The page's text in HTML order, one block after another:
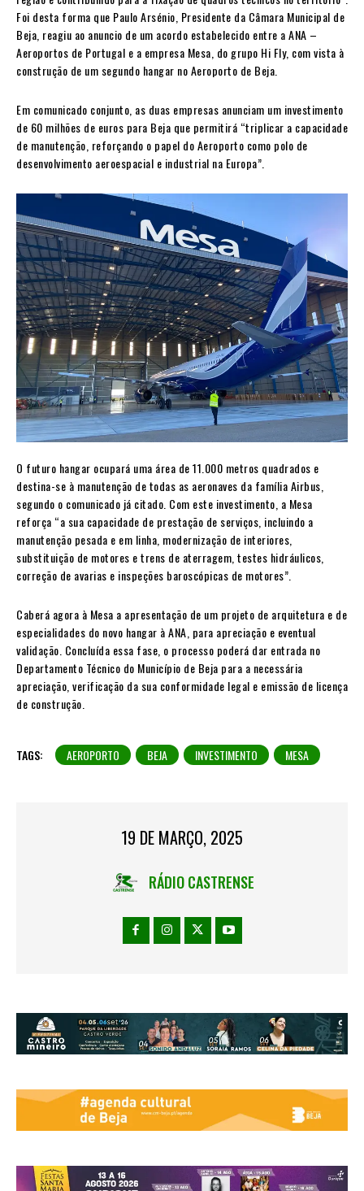
Foi desta forma que Paulo Arsénio, Presidente da Câmara Municipal de
Beja, reagiu ao anuncio de um acordo estabelecido entre a ANA –
Aeroportos de Portugal e a empresa Mesa, do grupo Hi Fly, com vista à
construção de um segundo hangar no Aeroporto de Beja.
Em comunicado conjunto, as duas empresas anunciam um investimento
de 60 milhões de euros para Beja que permitirá “triplicar a capacidade
de manutenção, reforçando o papel do Aeroporto como polo de
desenvolvimento aeroespacial e industrial na Europa”.
O futuro hangar ocupará uma área de 11.000 metros quadrados e
destina-se à manutenção de todas as aeronaves da família Airbus,
segundo o comunicado já citado. Com este investimento, a Mesa
reforça “a sua capacidade de prestação de serviços, incluindo a
manutenção pesada e em linha, modernização de interiores,
substituição de motores e trens de aterragem, testes hidráulicos,
correção de avarias e inspeções baroscópicas de motores”.
Caberá agora à Mesa a apresentação de um projeto de arquitetura e de
especialidades do novo hangar à ANA, para apreciação e eventual
validação. Concluída essa fase, o processo poderá dar entrada no
Departamento Técnico do Município de Beja para a necessária
apreciação, verificação da sua conformidade legal e emissão de licença
de construção.
TAGS: AEROPORTO BEJA INVESTIMENTO MESA
19 DE MARÇO, 2025
RÁDIO CASTRENSE